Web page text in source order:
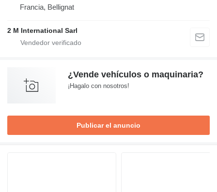
Francia, Bellignat
2 M International Sarl
¿Vende vehículos o maquinaria?
¡Hagalo con nosotros!
Publicar el anuncio